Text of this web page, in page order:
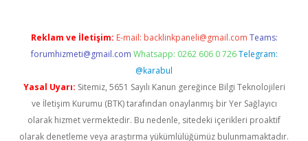
Reklam ve İletişim: E-mail: backlinkpaneli@gmail.com Teams:
forumhizmeti@gmail.com Whatsapp: 0262 606 0 726 Telegram:
@karabul
Yasal Uyarı: Sitemiz, 5651 Sayılı Kanun gereğince Bilgi Teknolojileri
ve İletişim Kurumu (BTK) tarafından onaylanmış bir Yer Sağlayıcı
olarak hizmet vermektedir. Bu nedenle, sitedeki içerikleri proaktif
olarak denetleme veya araştırma yükümlülüğümüz bulunmamaktadır.